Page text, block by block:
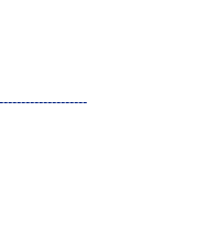
-------------------